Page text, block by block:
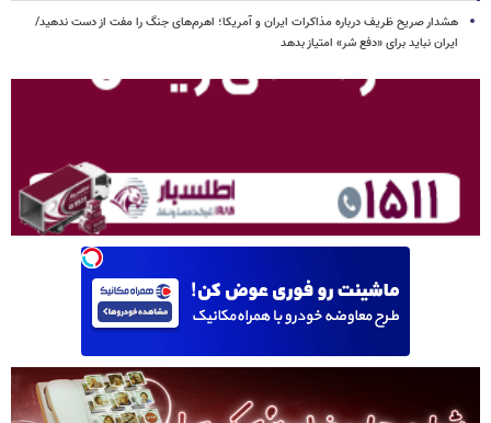
هشدار صریح ظریف درباره مذاکرات ایران و آمریکا؛ اهرم‌های جنگ را مفت از دست ندهید/
ایران نباید برای «دفع شر» امتیاز بدهد